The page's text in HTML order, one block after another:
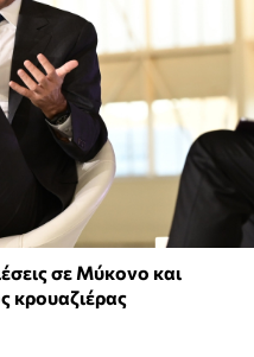
σε Μύκονο και
κρουαζιέρας